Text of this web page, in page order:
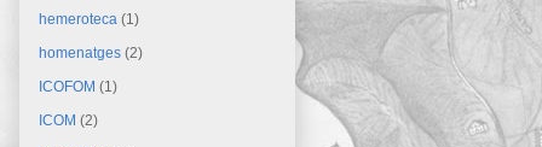
hemeroteca (1)
homenatges (2)
ICOFOM (1)
ICOM (2)